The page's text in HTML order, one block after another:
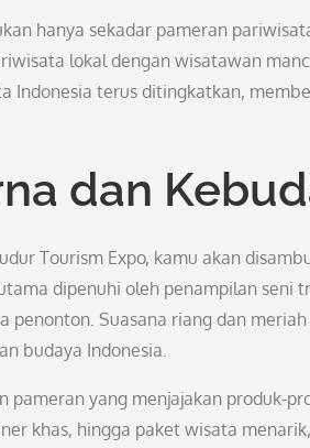
hanya sekadar pameran
lokal dengan wisatawan
Indonesia terus ditingkatkan,
dan
Tourism Expo, kamu akan
dipenuhi oleh penampilan seni
penonton. Suasana riang dan
budaya Indonesia.
pameran yang menjajakan produk-
khas, hingga paket wisata